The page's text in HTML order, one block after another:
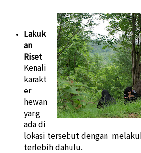
Lakuk
an
Riset
Kenali
karakt
er
hewan
yang
ada di
lokasi tersebut dengan
terlebih dahulu.